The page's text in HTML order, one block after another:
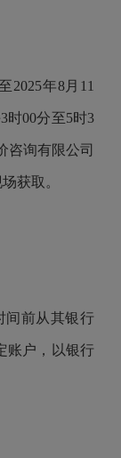
年8月11
时00分至5时3
咨询有限公司
获取。
前从其银行
账户，以银行